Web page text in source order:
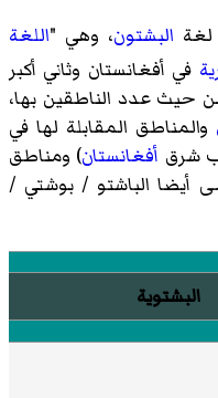
لغة البشتون، وهي "اللغة
في أفغانستان وثاني أكبر
حيث عدد الناطقين بها،
والمناطق المقابلة لها في
شرق أفغانستان) ومناطق
أيضا الباشتو / بوشتي /
البشتوية